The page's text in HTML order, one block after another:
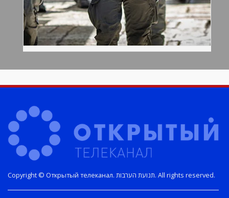
Copyright © Открытый телеканал. תנועת הערבות. All rights reserved.